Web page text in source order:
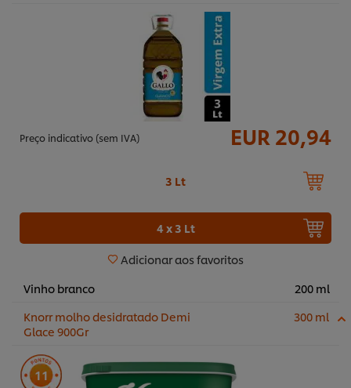
Preço indicativo (sem IVA) EUR 20,94
3 Lt
4 x 3 Lt
Adicionar aos favoritos
Vinho branco
200 ml
Knorr molho desidratado Demi
Glace 900Gr
300 ml
11